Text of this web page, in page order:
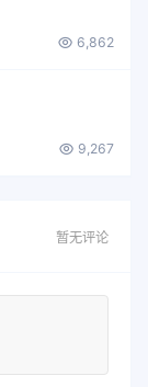
6,862
9,267
暂无评论